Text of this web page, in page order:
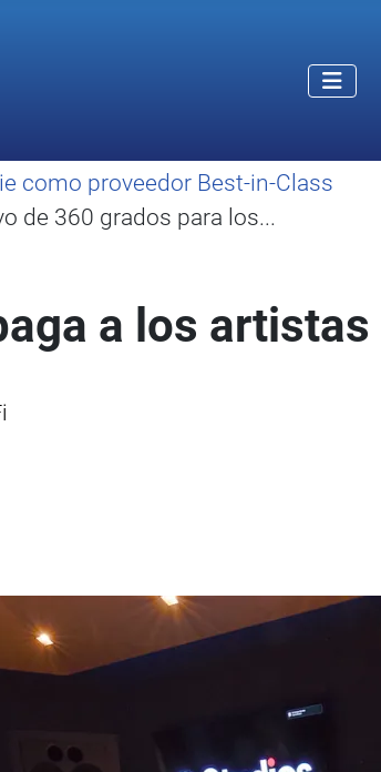
como proveedor Best-in-Class
de 360 grados para los...
a los artistas